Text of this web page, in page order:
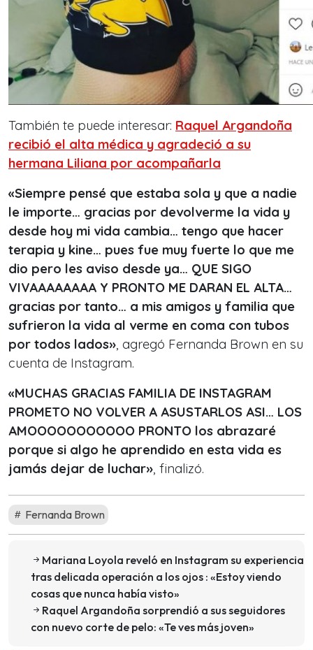
También te puede interesar: Raquel Argandoña
recibió el alta médica y agradeció a su
hermana Liliana por acompañarla
«Siempre pensé que estaba sola y que a nadie
le importe… gracias por devolverme la vida y
desde hoy mi vida cambia… tengo que hacer
terapia y kine… pues fue muy fuerte lo que me
dio pero les aviso desde ya… QUE SIGO
VIVAAAAAAAA Y PRONTO ME DARAN EL ALTA…
gracias por tanto… a mis amigos y familia que
sufrieron la vida al verme en coma con tubos
por todos lados», agregó Fernanda Brown en su
cuenta de Instagram.
«MUCHAS GRACIAS FAMILIA DE INSTAGRAM
PROMETO NO VOLVER A ASUSTARLOS ASI… LOS
AMOOOOOOOOOOO PRONTO los abrazaré
porque si algo he aprendido en esta vida es
jamás dejar de luchar», finalizó.
Fernanda Brown
Mariana Loyola reveló en Instagram su experiencia
tras delicada operación a los ojos : «Estoy viendo
cosas que nunca había visto»
Raquel Argandoña sorprendió a sus seguidores
con nuevo corte de pelo: «Te ves más joven»